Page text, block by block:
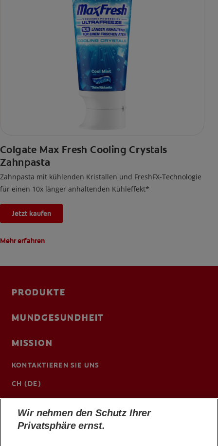
Colgate Max Fresh Cooling Crystals
Zahnpasta
Zahnpasta mit kühlenden Kristallen und FreshFX-Technologie
für einen 10x länger anhaltenden Kühleffekt*
Jetzt kaufen
Mehr erfahren
PRODUKTE
MUNDGESUNDHEIT
MISSION
KONTAKTIEREN SIE UNS
CH (DE)
Wir nehmen den Schutz Ihrer
Privatsphäre ernst.